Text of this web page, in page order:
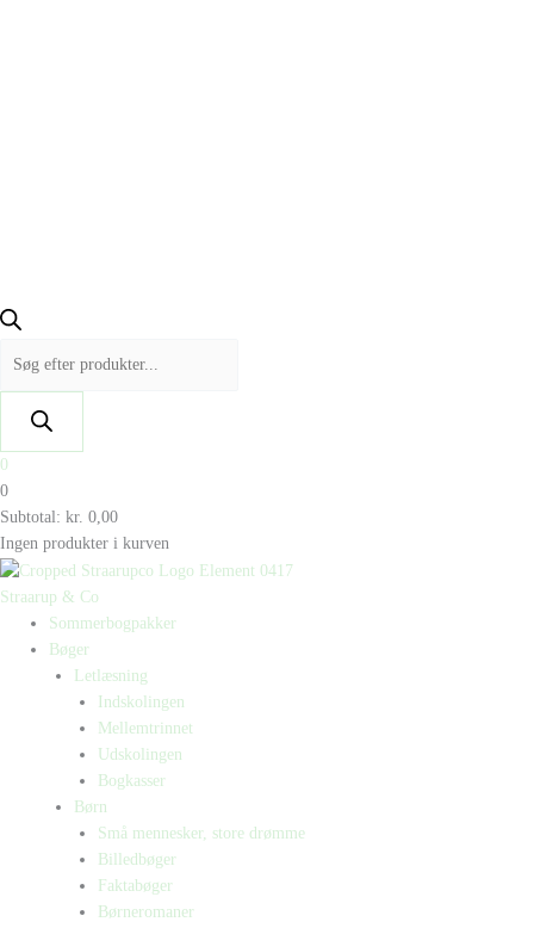
0
0
Subtotal: kr. 0,00
Ingen produkter i kurven
Straarup & Co
Sommerbogpakker
Bøger
Letlæsning
Indskolingen
Mellemtrinnet
Udskolingen
Bogkasser
Børn
Små mennesker, store drømme
Billedbøger
Faktabøger
Børneromaner